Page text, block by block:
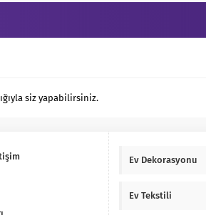
siz yapabilirsiniz.
Ev Dekorasyonu
Ev Tekstili